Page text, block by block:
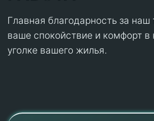
Главная благодарность за наш
ваше спокойствие и комфорт
уголке вашего жилья.